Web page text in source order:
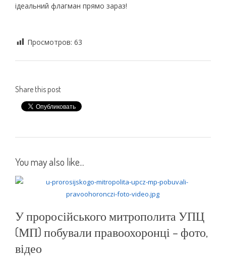
ідеальний флагман прямо зараз!
Просмотров: 63
Share this post
You may also like...
У проросійського митрополита УПЦ
(МП) побували правоохоронці – фото,
відео